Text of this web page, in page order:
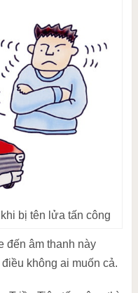
bị tên lửa tấn công
đến âm thanh này
không ai muốn cả.